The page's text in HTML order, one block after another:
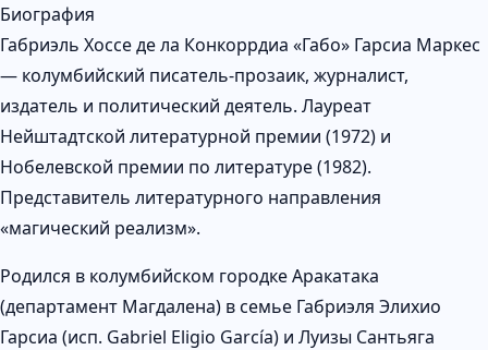
Биография
Габриэль Хоссе де ла Конкоррдиа «Габо» Гарсиа Маркес
— колумбийский писатель-прозаик, журналист,
издатель и политический деятель. Лауреат
Нейштадтской литературной премии (1972) и
Нобелевской премии по литературе (1982).
Представитель литературного направления
«магический реализм».
Родился в колумбийском городке Аракатака
(департамент Магдалена) в семье Габриэля Элихио
Гарсиа (исп. Gabriel Eligio García) и Луизы Сантьяга